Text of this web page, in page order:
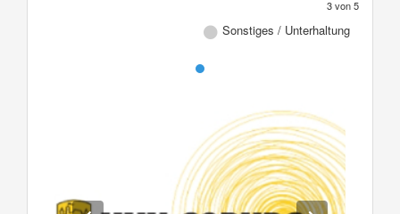
3von5
Sonstiges / Unterhaltung